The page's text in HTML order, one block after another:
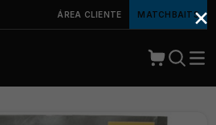
ÁREA CLIENTE MATCHBAITS×